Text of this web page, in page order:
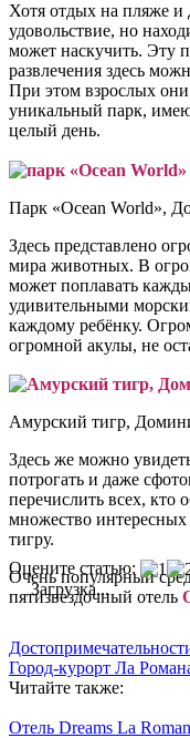
Хотя отдых на пляже и
удовольствие, но
может наскучить. Эту
развлечения здесь
При этом взрослых
уникальный парк,
целый день.
Парк «Ocean World»,
Здесь представлено
мира животных. В
может поплавать
удивительными
каждому ребёнку.
огромной акулы, не
Амурский тигр,
Здесь же можно
потрогать и даже
перечислить всех, кто
множество
тигру.
Очень популярный
пятизвездочный отель
Оцените статью:
Загрузка...
Город-курорт Ла
Читайте также:
Отель Dreams La